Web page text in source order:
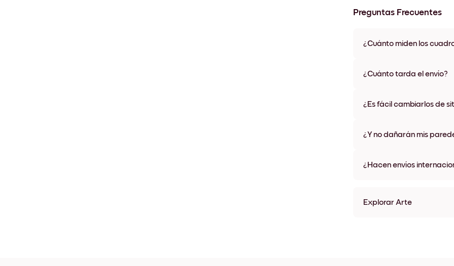
Preguntas Frecuentes
¿Cuánto miden los
materiales y colores de
¿Cuánto tarda el envío?
algunos países. Te
¿Es fácil cambiarlos de
¿Y no dañarán mis
¿Hacen envíos
Explorar Arte